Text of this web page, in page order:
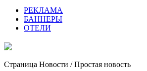
РЕКЛАМА
БАННЕРЫ
ОТЕЛИ
Страница Новости / Простая новость